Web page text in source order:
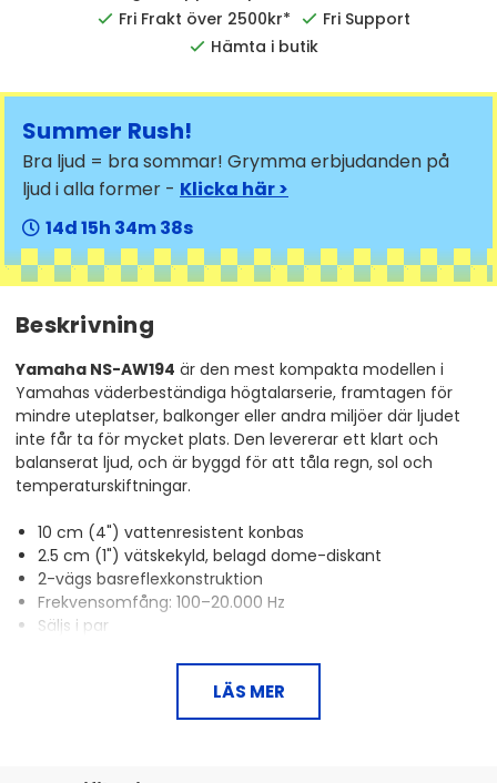
Fri Frakt över 2500kr*
Fri Support
Hämta i butik
Summer Rush!
Bra ljud = bra sommar! Grymma erbjudanden på
ljud i alla former - Klicka här >
14
15 34 38
Beskrivning
Yamaha NS-AW194 är den mest kompakta modellen i
Yamahas väderbeständiga högtalarserie, framtagen för
mindre uteplatser, balkonger eller andra miljöer där ljudet
inte får ta för mycket plats. Den levererar ett klart och
balanserat ljud, och är byggd för att tåla regn, sol och
temperaturskiftningar.
10 cm (4") vattenresistent konbas
2.5 cm (1") vätskekyld, belagd dome-diskant
2-vägs basreflexkonstruktion
Frekvensomfång: 100–20.000 Hz
Säljs i par
Liten högtalare, stort användningsområde
LÄS MER